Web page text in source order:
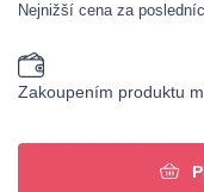
Nejnižší cena za
Zakoupením produktu